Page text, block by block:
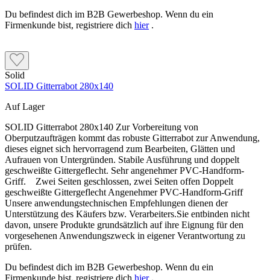
Du befindest dich im B2B Gewerbeshop. Wenn du ein
Firmenkunde bist, registriere dich hier.
Solid
SOLID Gitterrabot 280x140
Auf Lager
SOLID Gitterrabot 280x140 Zur Vorbereitung von
Oberputzaufträgen kommt das robuste Gitterrabot zur Anwendung,
dieses eignet sich hervorragend zum Bearbeiten, Glätten und
Aufrauen von Untergründen. Stabile Ausführung und doppelt
geschweißte Gittergeflecht. Sehr angenehmer PVC-Handform-
Griff. Zwei Seiten geschlossen, zwei Seiten offen Doppelt
geschweißte Gittergeflecht Angenehmer PVC-Handform-Griff
Unsere anwendungstechnischen Empfehlungen dienen der
Unterstützung des Käufers bzw. Verarbeiters.Sie entbinden nicht
davon, unsere Produkte grundsätzlich auf ihre Eignung für den
vorgesehenen Anwendungszweck in eigener Verantwortung zu
prüfen.
Du befindest dich im B2B Gewerbeshop. Wenn du ein